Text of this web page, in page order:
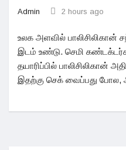
Admin 2 hours ago
உலக அளவில் பாலிசிலிகான்
இடம் உண்டு. செமி
தயாரிப்பில் பாலிசிலிகான்
இதற்கு செக் வைப்பது போல,